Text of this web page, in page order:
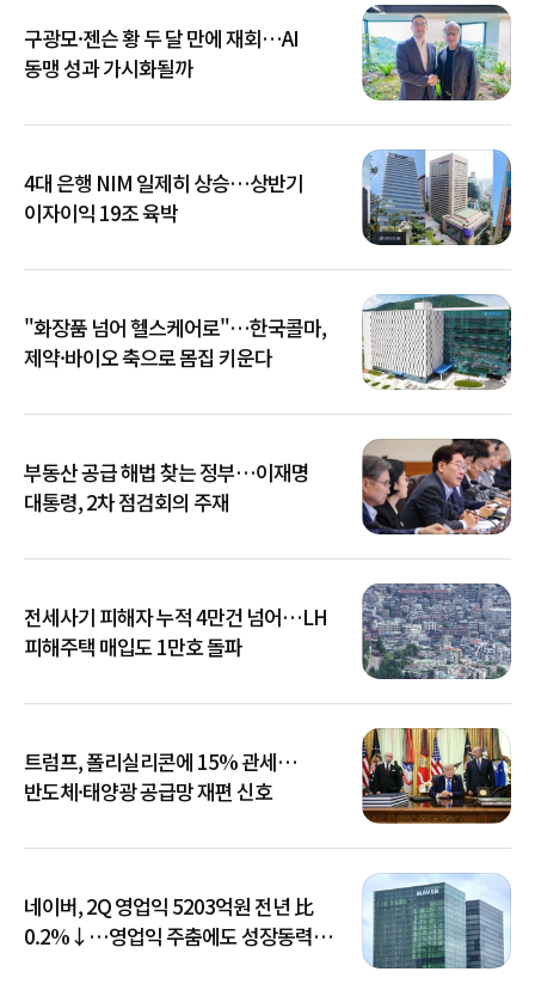
구광모·젠슨 황 두 달 만에 재회…AI
동맹 성과 가시화될까
4대 은행 NIM 일제히 상승…상반기
이자이익 19조 육박
"화장품 넘어 헬스케어로"…한국콜마,
제약·바이오 축으로 몸집 키운다
부동산 공급 해법 찾는 정부…이재명
대통령, 2차 점검회의 주재
전세사기 피해자 누적 4만건 넘어…LH
피해주택 매입도 1만호 돌파
트럼프, 폴리실리콘에 15% 관세…
반도체·태양광 공급망 재편 신호
네이버, 2Q 영업익 5203억원 전년 比
0.2%↓…영업익 주춤에도 성장동력